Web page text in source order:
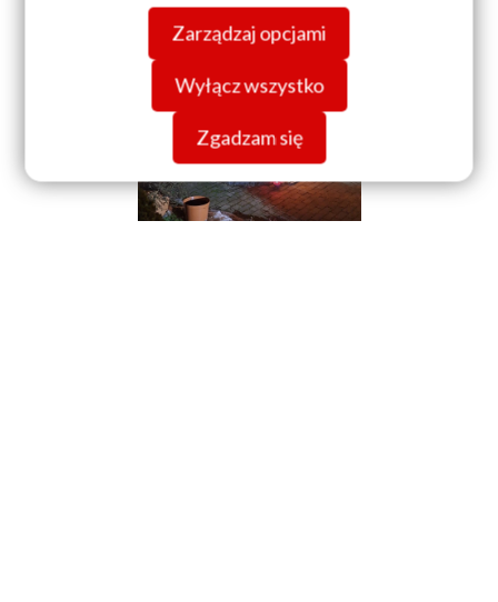
swojej przeglądarki. Więcej informacji o przetwarzaniu
danych znajdziesz wPolityce prywatności.
Zarządzaj opcjami
Wyłącz wszystko
Zgadzam się